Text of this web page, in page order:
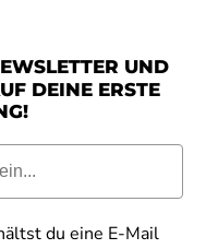
UND
DEINE ERSTE
du eine E-Mail